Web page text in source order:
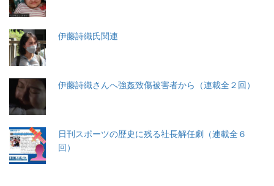
伊藤詩織氏関連
伊藤詩織さんへ強姦致傷被害者から（連載全２回）
日刊スポーツの歴史に残る社長解任劇（連載全６
回）